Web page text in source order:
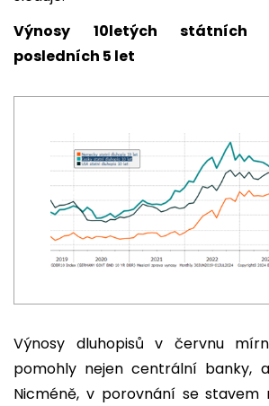
Výnosy 10letých státních
posledních 5 let
Výnosy dluhopisů v červnu
pomohly nejen centrální banky,
Nicméně, v porovnání se